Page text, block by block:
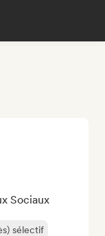
Sociaux
sélectif